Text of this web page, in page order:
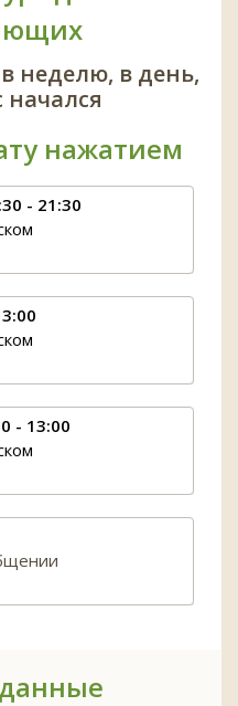
неделю, в день,
начался
нажатием
- 21:30
- 13:00